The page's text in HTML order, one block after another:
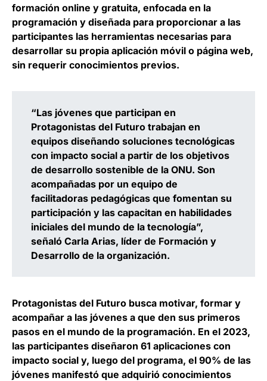
formación online y gratuita, enfocada en la
programación y diseñada para proporcionar a las
participantes las herramientas necesarias para
desarrollar su propia aplicación móvil o página web,
sin requerir conocimientos previos.
“Las jóvenes que participan en
Protagonistas del Futuro trabajan en
equipos diseñando soluciones tecnológicas
con impacto social a partir de los objetivos
de desarrollo sostenible de la ONU. Son
acompañadas por un equipo de
facilitadoras pedagógicas que fomentan su
participación y las capacitan en habilidades
iniciales del mundo de la tecnología”,
señaló Carla Arias, líder de Formación y
Desarrollo de la organización.
Protagonistas del Futuro busca motivar, formar y
acompañar a las jóvenes a que den sus primeros
pasos en el mundo de la programación. En el 2023,
las participantes diseñaron 61 aplicaciones con
impacto social y, luego del programa, el 90% de las
jóvenes manifestó que adquirió conocimientos